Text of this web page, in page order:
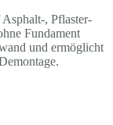
, Pflaster-
Fundament
und ermöglicht